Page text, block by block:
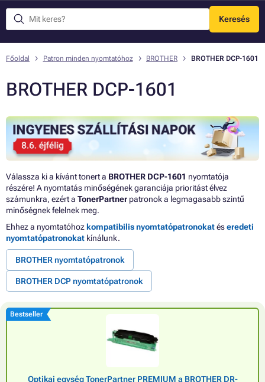
Keresés
Menü
Főoldal Patron minden nyomtatóhoz BROTHER BROTHER DCP-1601
BROTHER DCP-1601
Válassza ki a kívánt tonert a BROTHER DCP-1601 nyomtatója
részére! A nyomtatás minőségének garanciája prioritást élvez
számunkra, ezért a TonerPartner patronok a legmagasabb szintű
minőségnek felelnek meg.
Ehhez a nyomtatóhoz kompatibilis nyomtatópatronokatéseredeti
nyomtatópatronokat kínálunk.
BROTHER nyomtatópatronok
BROTHER DCP nyomtatópatronok
Bestseller
Optikai egység TonerPartner PREMIUM a BROTHER DR-